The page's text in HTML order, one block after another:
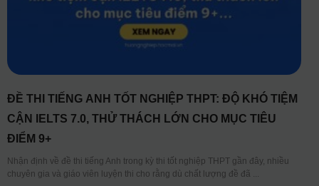
ĐỀ THI TIẾNG ANH TỐT NGHIỆP THPT: ĐỘ KHÓ TIỆM
CẬN IELTS 7.0, THỬ THÁCH LỚN CHO MỤC TIÊU
ĐIỂM 9+
Nhận định về đề thi tiếng Anh trong kỳ thi tốt nghiệp THPT gần đây, nhiều
chuyên gia và giáo viên luyện thi cho rằng dù chất lượng đề đã